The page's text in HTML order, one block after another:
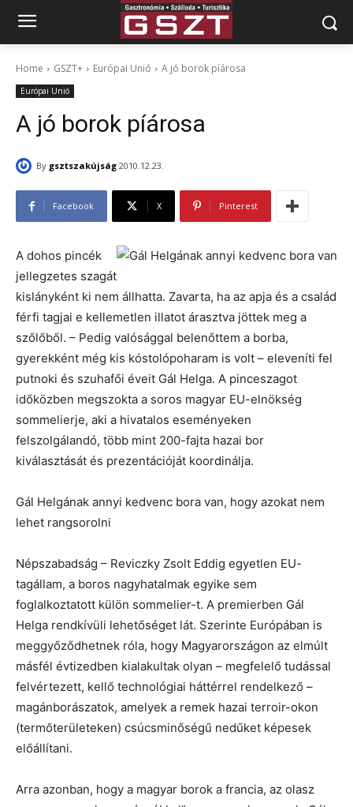
Home GSZT+ Európai Unió A jó borok píárosa
Európai Unió
A jó borok píárosa
By gsztszakújság 2010.12.23.
Facebook X Pinterest
A dohos pincék
jellegzetes szagát
kislányként ki nem állhatta. Zavarta, ha az apja és a család
férfi tagjai e kellemetlen illatot árasztva jöttek meg a
szőlőből. – Pedig valósággal belenőttem a borba,
gyerekként még kis kóstolópoharam is volt – eleveníti fel
putnoki és szuhafői éveit Gál Helga. A pinceszagot
időközben megszokta a soros magyar EU-elnökség
sommelierje, aki a hivatalos eseményeken
felszolgálandó, több mint 200-fajta hazai bor
kiválasztását és prezentációját koordinálja.
Gál Helgának annyi kedvenc bora van, hogy azokat nem
lehet rangsorolni
Népszabadság – Reviczky Zsolt Eddig egyetlen EU-
tagállam, a boros nagyhatalmak egyike sem
foglalkoztatott külön sommelier-t. A premierben Gál
Helga rendkívüli lehetőséget lát. Szerinte Európában is
meggyőződhetnek róla, hogy Magyarországon az elmúlt
másfél évtizedben kialakultak olyan – megfelelő tudással
felvértezett, kellő technológiai háttérrel rendelkező –
magánborászatok, amelyek a remek hazai terroir-okon
(termőterületeken) csúcsminőségű nedűket képesek
előállítani.
Arra azonban, hogy a magyar borok a francia, az olasz